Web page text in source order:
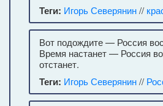
Теги: Игорь Северянин//
Вот подождите — Россия
Время настанет — Россия
отстанет.
Теги: Игорь Северянин//